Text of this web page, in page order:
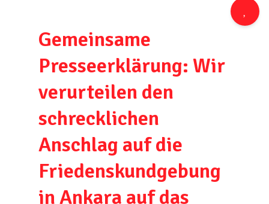
Gemeinsame
Presseerklärung: Wir
verurteilen den
schrecklichen
Anschlag auf die
Friedenskundgebung
in Ankara auf das